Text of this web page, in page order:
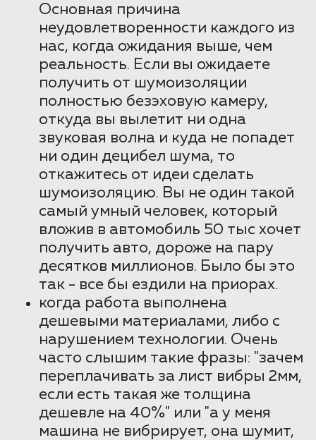
Основная причина
неудовлетворенности каждого из
нас, когда ожидания выше, чем
реальность. Если вы ожидаете
получить от шумоизоляции
полностью безэховую камеру,
откуда вы вылетит ни одна
звуковая волна и куда не попадет
ни один децибел шума, то
откажитесь от идеи сделать
шумоизоляцию. Вы не один такой
самый умный человек, который
вложив в автомобиль 50 тыс хочет
получить авто, дороже на пару
десятков миллионов. Было бы это
так - все бы ездили на приорах.
когда работа выполнена
дешевыми материалами, либо с
нарушением технологии. Очень
часто слышим такие фразы: "зачем
переплачивать за лист вибры 2мм,
если есть такая же толщина
дешевле на 40%" или "а у меня
машина не вибрирует, она шумит,